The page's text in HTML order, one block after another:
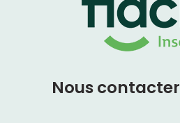
Nous contacter